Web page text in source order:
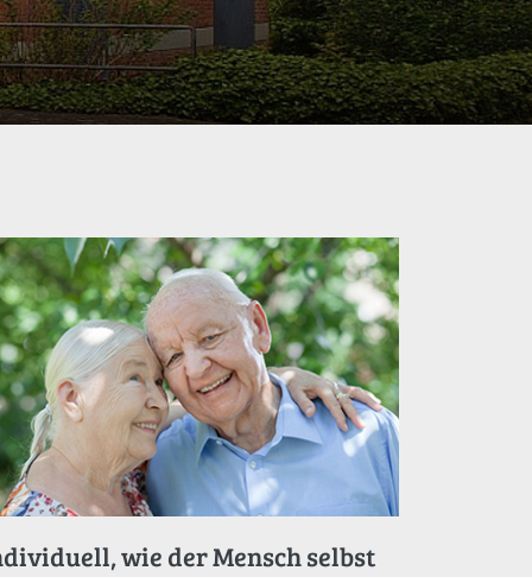
wie der Mensch selbst